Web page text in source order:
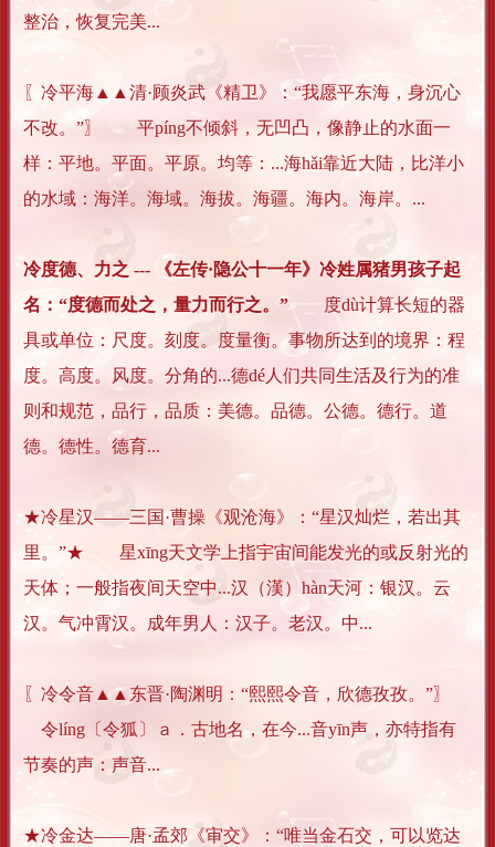
整治，恢复完美...
〖冷平海▲▲清·顾炎武《精卫》：“我愿平东海，身沉心
不改。”〗 平píng不倾斜，无凹凸，像静止的水面一
样：平地。平面。平原。均等：...海hǎi靠近大陆，比洋小
的水域：海洋。海域。海拔。海疆。海内。海岸。...
冷度德、力之 --- 《左传·隐公十一年》冷姓属猪男孩子起
名：“度德而处之，量力而行之。”度dù计算长短的器
具或单位：尺度。刻度。度量衡。事物所达到的境界：程
度。高度。风度。分角的...德dé人们共同生活及行为的准
则和规范，品行，品质：美德。品德。公德。德行。道
德。德性。德育...
★冷星汉——三国·曹操《观沧海》：“星汉灿烂，若出其
里。”★ 星xīng天文学上指宇宙间能发光的或反射光的
天体；一般指夜间天空中...汉（漢）hàn天河：银汉。云
汉。气冲霄汉。成年男人：汉子。老汉。中...
〖冷令音▲▲东晋·陶渊明：“熙熙令音，欣德孜孜。”〗
令líng〔令狐〕ａ．古地名，在今...音yīn声，亦特指有
节奏的声：声音...
★冷金达——唐·孟郊《审交》：“唯当金石交，可以览达